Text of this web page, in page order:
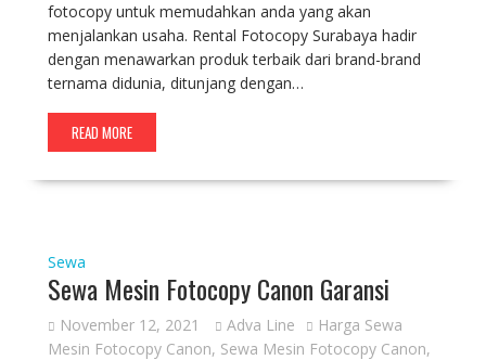
fotocopy untuk memudahkan anda yang akan
menjalankan usaha. Rental Fotocopy Surabaya hadir
dengan menawarkan produk terbaik dari brand-brand
ternama didunia, ditunjang dengan…
READ MORE
Sewa
Sewa Mesin Fotocopy Canon Garansi
November 12, 2021 Adva Line
Harga Sewa
Mesin Fotocopy Canon, Sewa Mesin Fotocopy Canon,